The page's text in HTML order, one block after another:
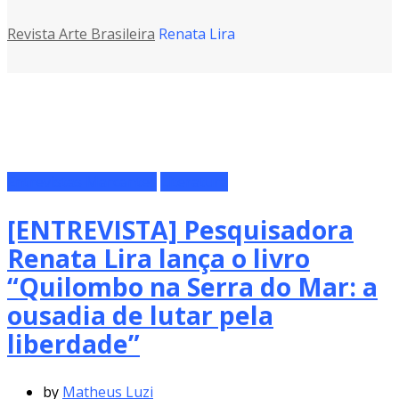
Revista Arte Brasileira Renata Lira
[ENTREVISTA] Pesquisadora
Renata Lira lança o livro
“Quilombo na Serra do Mar: a
ousadia de lutar pela
liberdade”
by Matheus Luzi